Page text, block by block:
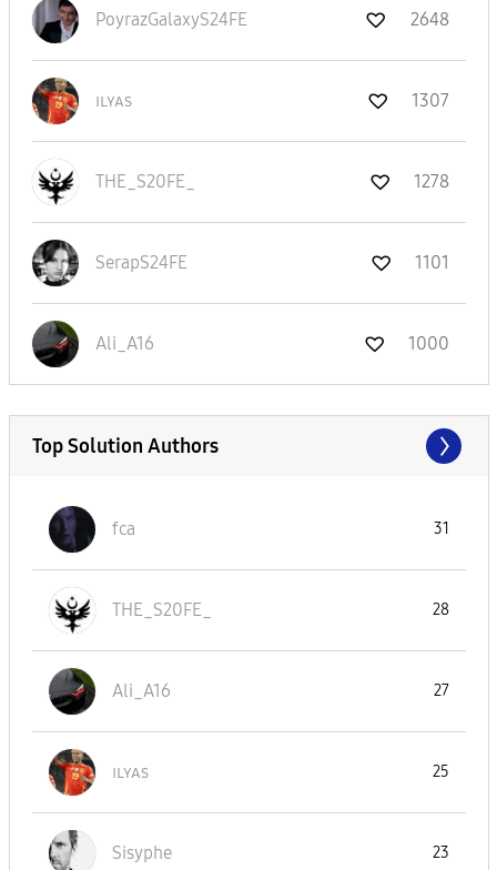
PoyrazGalaxyS24FE 2648
ɪʟʏᴀs 1307
THE_S20FE_ 1278
SerapS24FE 1101
Ali_A16 1000
Top Solution Authors
fca 31
THE_S20FE_ 28
Ali_A16 27
ɪʟʏᴀs 25
Sisyphe 23